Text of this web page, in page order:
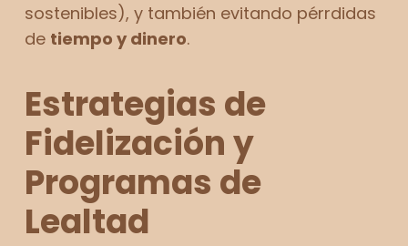
sostenibles), y también evitando pérrdidas
de tiempo y dinero.
Estrategias de
Fidelización y
Programas de
Lealtad